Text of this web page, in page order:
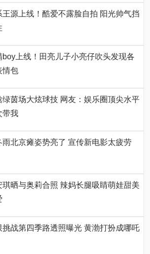
王源上线！酷爱不露脸自拍 阳光帅气挡
boy上线！田亮儿子小亮仔吹头发现各
情包
绿茵场大炫球技 网友：娱乐圈顶尖水平
带我
雨北京瘫姿势亮了 宣传新电影太疲劳
琪晒与奥莉合照 辣妈长腿吸睛萌娃甜美
挑战第四季路透照曝光 黄渤打扮成哪吒